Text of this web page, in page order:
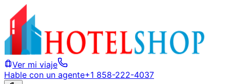
Ver mi viaje
Hable con un agente+1 858-222-4037